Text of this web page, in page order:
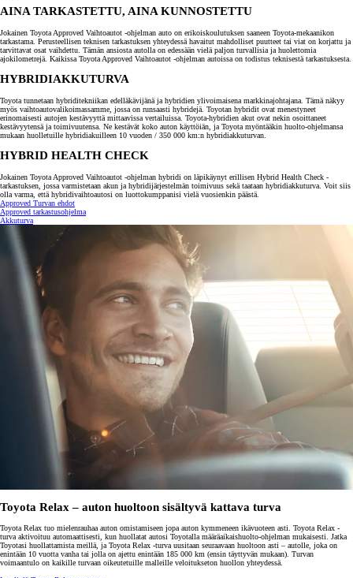
AINA TARKASTETTU, AINA KUNNOSTETTU
Jokainen Toyota Approved Vaihtoautot -ohjelman auto on erikoiskoulutuksen saaneen Toyota-mekaanikon
tarkastama. Perusteellisen teknisen tarkastuksen yhteydessä havaitut mahdolliset puutteet tai viat on korjattu ja
tarvittavat osat vaihdettu. Tämän ansiosta autolla on edessään vielä paljon turvallisia ja huolettomia
ajokilometrejä. Kaikissa Toyota Approved Vaihtoautot -ohjelman autoissa on todistus teknisestä tarkastuksesta.
HYBRIDIAKKUTURVA
Toyota tunnetaan hybriditekniikan edelläkävijänä ja hybridien ylivoimaisena markkinajohtajana. Tämä näkyy
myös vaihtoautovalikoimassamme, jossa on runsaasti hybridejä. Toyotan hybridit ovat menestyneet
erinomaisesti autojen kestävyyttä mittaavissa vertailuissa. Toyota-hybridien akut ovat nekin osoittaneet
kestävyytensä ja toimivuutensa. Ne kestävät koko auton käyttöiän, ja Toyota myöntääkin huolto-ohjelmansa
mukaan huolletuille hybridiakuilleen 10 vuoden / 350 000 km:n hybridiakkuturvan.
HYBRID HEALTH CHECK
Jokainen Toyota Approved Vaihtoautot -ohjelman hybridi on läpikäynyt erillisen Hybrid Health Check -
tarkastuksen, jossa varmistetaan akun ja hybridijärjestelmän toimivuus sekä taataan hybridiakkuturva. Voit siis
olla varma, että hybridivaihtoautosi on luottokumppanisi vielä vuosienkin päästä.
Approved Turvan ehdot
Approved tarkastusohjelma
Akkuturva
Toyota Relax – auton huoltoon sisältyvä kattava turva
Toyota Relax tuo mielenrauhaa auton omistamiseen jopa auton kymmeneen ikävuoteen asti. Toyota Relax -
turva aktivoituu automaattisesti, kun huollatat autosi Toyotalla määräaikaishuolto-ohjelman mukaisesti. Jatka
Toyotasi huollattamista meillä, ja Toyota Relax -turva uusitaan seuraavaan huoltoon asti – autolle, joka on
enintään 10 vuotta vanha tai jolla on ajettu enintään 185 000 km (ensin täyttyvän mukaan). Turvan
voimaantulo on kaikille turvaan oikeutetuille malleille veloitukseton huollon yhteydessä.